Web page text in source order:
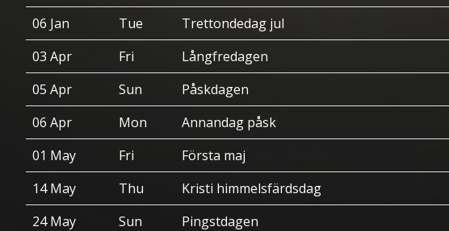
06 Jan
Tue
Trettondedag jul
03 Apr
Fri
Långfredagen
05 Apr
Sun
Påskdagen
06 Apr
Mon
Annandag påsk
01 May
Fri
Första maj
14 May
Thu
Kristi himmelsfärdsdag
24 May
Sun
Pingstdagen